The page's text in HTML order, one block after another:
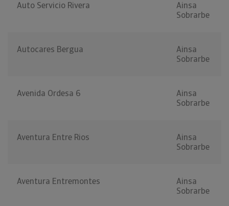
Auto Servicio Rivera
Ainsa
Sobrarbe
Autocares Bergua
Ainsa
Sobrarbe
Avenida Ordesa 6
Ainsa
Sobrarbe
Aventura Entre Rios
Ainsa
Sobrarbe
Aventura Entremontes
Ainsa
Sobrarbe